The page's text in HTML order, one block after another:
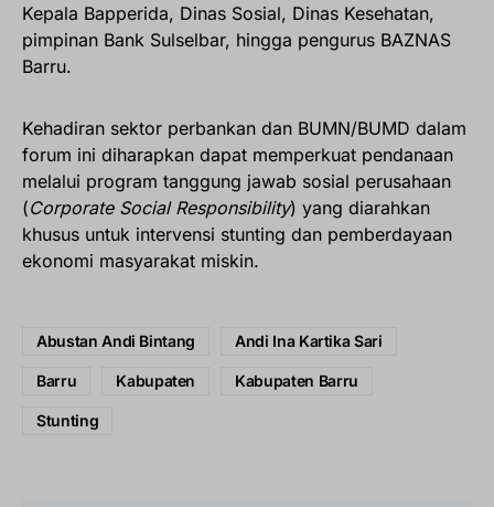
Kepala Bapperida, Dinas Sosial, Dinas Kesehatan,
pimpinan Bank Sulselbar, hingga pengurus BAZNAS
Barru.
Kehadiran sektor perbankan dan BUMN/BUMD dalam
forum ini diharapkan dapat memperkuat pendanaan
melalui program tanggung jawab sosial perusahaan
(Corporate Social Responsibility) yang diarahkan
khusus untuk intervensi stunting dan pemberdayaan
ekonomi masyarakat miskin.
Abustan Andi Bintang Andi Ina Kartika Sari
Barru Kabupaten Kabupaten Barru
Stunting